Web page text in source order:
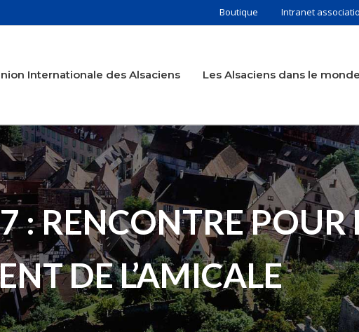
Boutique Intranet
Internationale des Alsaciens Les Alsaciens dans le monde
: RENCONTRE POUR
DE L’AMICALE